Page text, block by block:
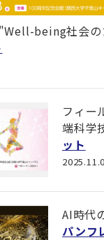
being社会の
フィー
端科学
ット
AI時代
パンフ